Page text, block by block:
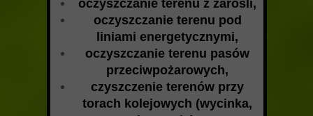
oczyszczanie terenu z zarośli,
oczyszczanie terenu pod
liniami energetycznymi,
oczyszczanie terenu pasów
przeciwpożarowych,
czyszczenie terenów przy
torach kolejowych (wycinka,